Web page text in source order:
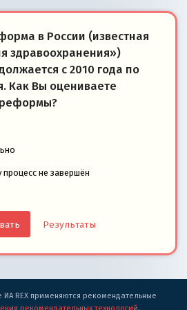
в России (известная
здравоохранения»)
с 2010 года по
Как Вы оцениваете
реформы?
не завершён
Результаты
REX применяются рекомендательные
рекомендательных технологий.